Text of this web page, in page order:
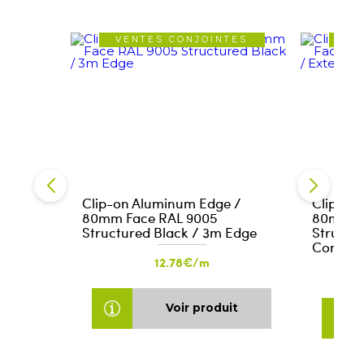
VENTES CONJOINTES
Clip-on Aluminum Edge /
80mm Face RAL 9005
Structured Black / 3m Edge
12.78€/m
Voir produit
Clip-on
80mm
Corner